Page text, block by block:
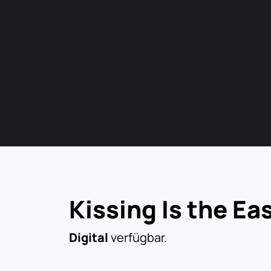
Kissing Is the
Digitalverfügbar.